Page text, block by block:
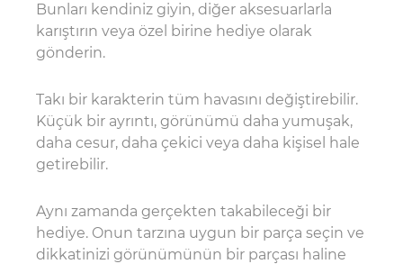
Bunları kendiniz giyin, diğer aksesuarlarla
karıştırın veya özel birine hediye olarak
gönderin.
Takı bir karakterin tüm havasını değiştirebilir.
Küçük bir ayrıntı, görünümü daha yumuşak,
daha cesur, daha çekici veya daha kişisel hale
getirebilir.
Aynı zamanda gerçekten takabileceği bir
hediye. Onun tarzına uygun bir parça seçin ve
dikkatinizi görünümünün bir parçası haline